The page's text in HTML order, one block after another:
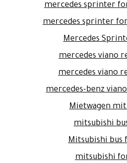
mercedes sprinter
mercedes sprinter
Mercedes
mercedes viano
mercedes viano
mercedes-benz
Mietwagen
mitsubishi
Mitsubishi bus
mitsubishi